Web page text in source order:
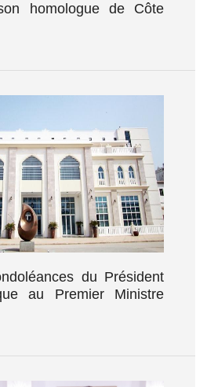
homologue de Côte
du Président
au Premier Ministre